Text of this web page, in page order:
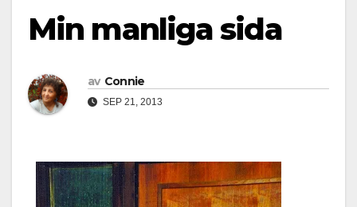
Min manliga sida
av Connie
SEP 21, 2013